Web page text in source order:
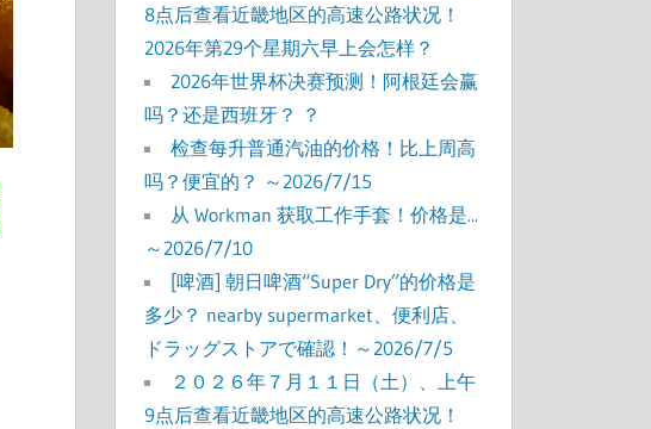
8点后查看近畿地区的高速公路状况！
2026年第29个星期六早上会怎样？
2026年世界杯决赛预测！阿根廷会赢
吗？还是西班牙？ ？
检查每升普通汽油的价格！比上周高
吗？便宜的？ ～2026/7/15
从 Workman 获取工作手套！价格是...
～2026/7/10
[啤酒] 朝日啤酒“Super Dry”的价格是
多少？ nearby supermarket、便利店、
ドラッグストアで確認！～2026/7/5
２０２６年７月１１日（土）、上午
9点后查看近畿地区的高速公路状况！